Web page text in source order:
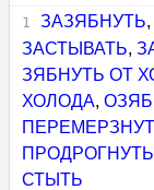
ЗАЗЯБНУТЬ,
ЗАСТЫВАТЬ,
ЗЯБНУТЬ ОТ
ХОЛОДА,
ПРОДРОГНУТЬ
СТЫТЬ